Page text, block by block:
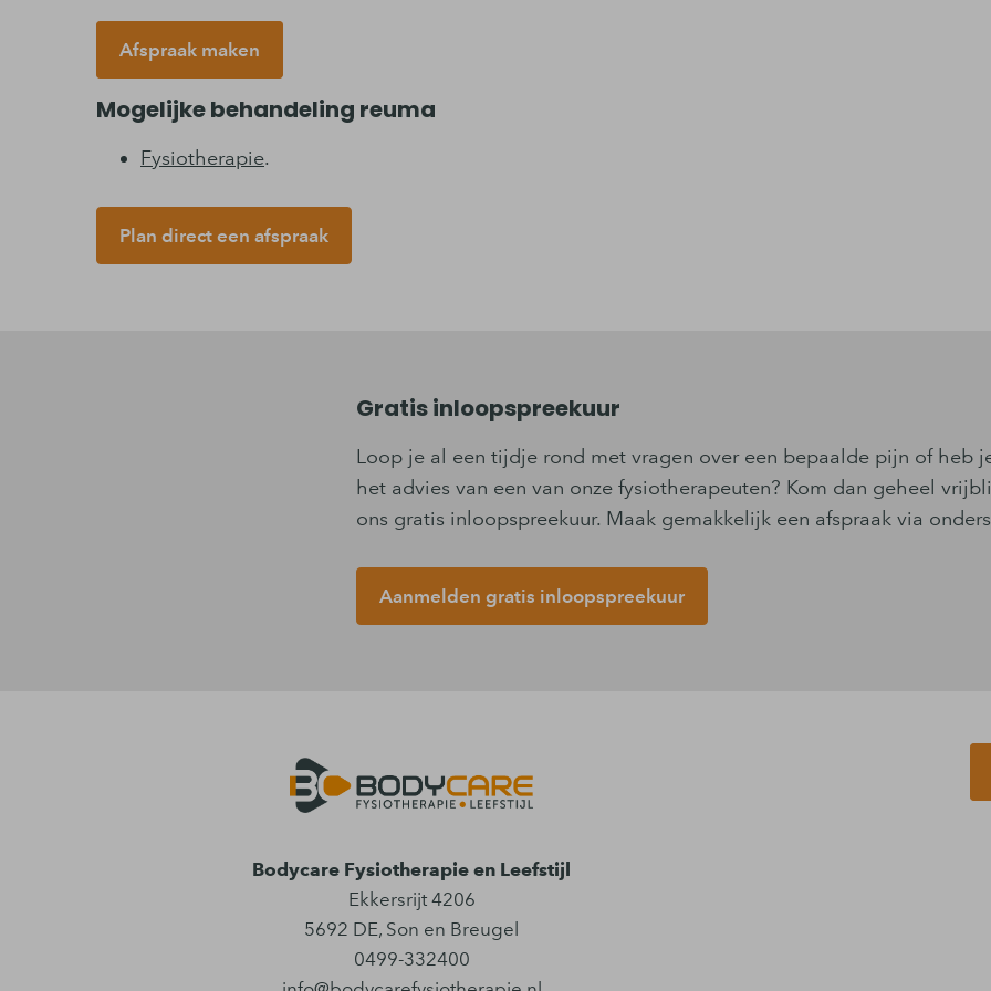
Afspraak maken
Mogelijke behandeling reuma
Fysiotherapie.
Plan direct een afspraak
Gratis inloopspreekuur
Loop je al een tijdje rond met vragen over een bepaalde pijn of heb
het advies van een van onze fysiotherapeuten? Kom dan geheel
ons gratis inloopspreekuur. Maak gemakkelijk een afspraak via
Aanmelden gratis inloopspreekuur
Bodycare Fysiotherapie en Leefstijl
Ekkersrijt 4206
5692 DE, Son en Breugel
0499-332400